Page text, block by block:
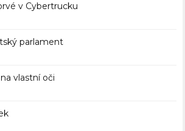
v Cybertrucku
parlament
vlastní oči